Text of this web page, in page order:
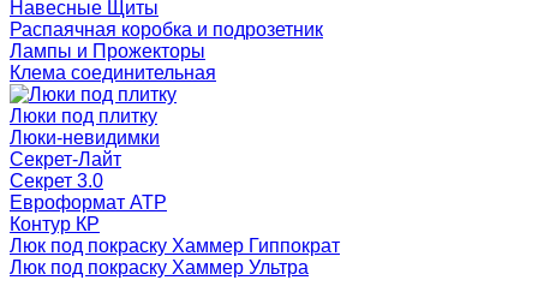
Навесные Щиты
Распаячная коробка и подрозетник
Лампы и Прожекторы
Клема соединительная
Люки под плитку
Люки-невидимки
Секрет-Лайт
Секрет 3.0
Евроформат АТР
Контур КР
Люк под покраску Хаммер Гиппократ
Люк под покраску Хаммер Ультра